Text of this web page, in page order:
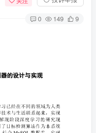
0 149 9